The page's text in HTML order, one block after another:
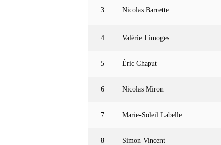
3 Nicolas Barrette
4 Valérie Limoges
5 Éric Chaput
6 Nicolas Miron
7 Marie-Soleil Labelle
8 Simon Vincent